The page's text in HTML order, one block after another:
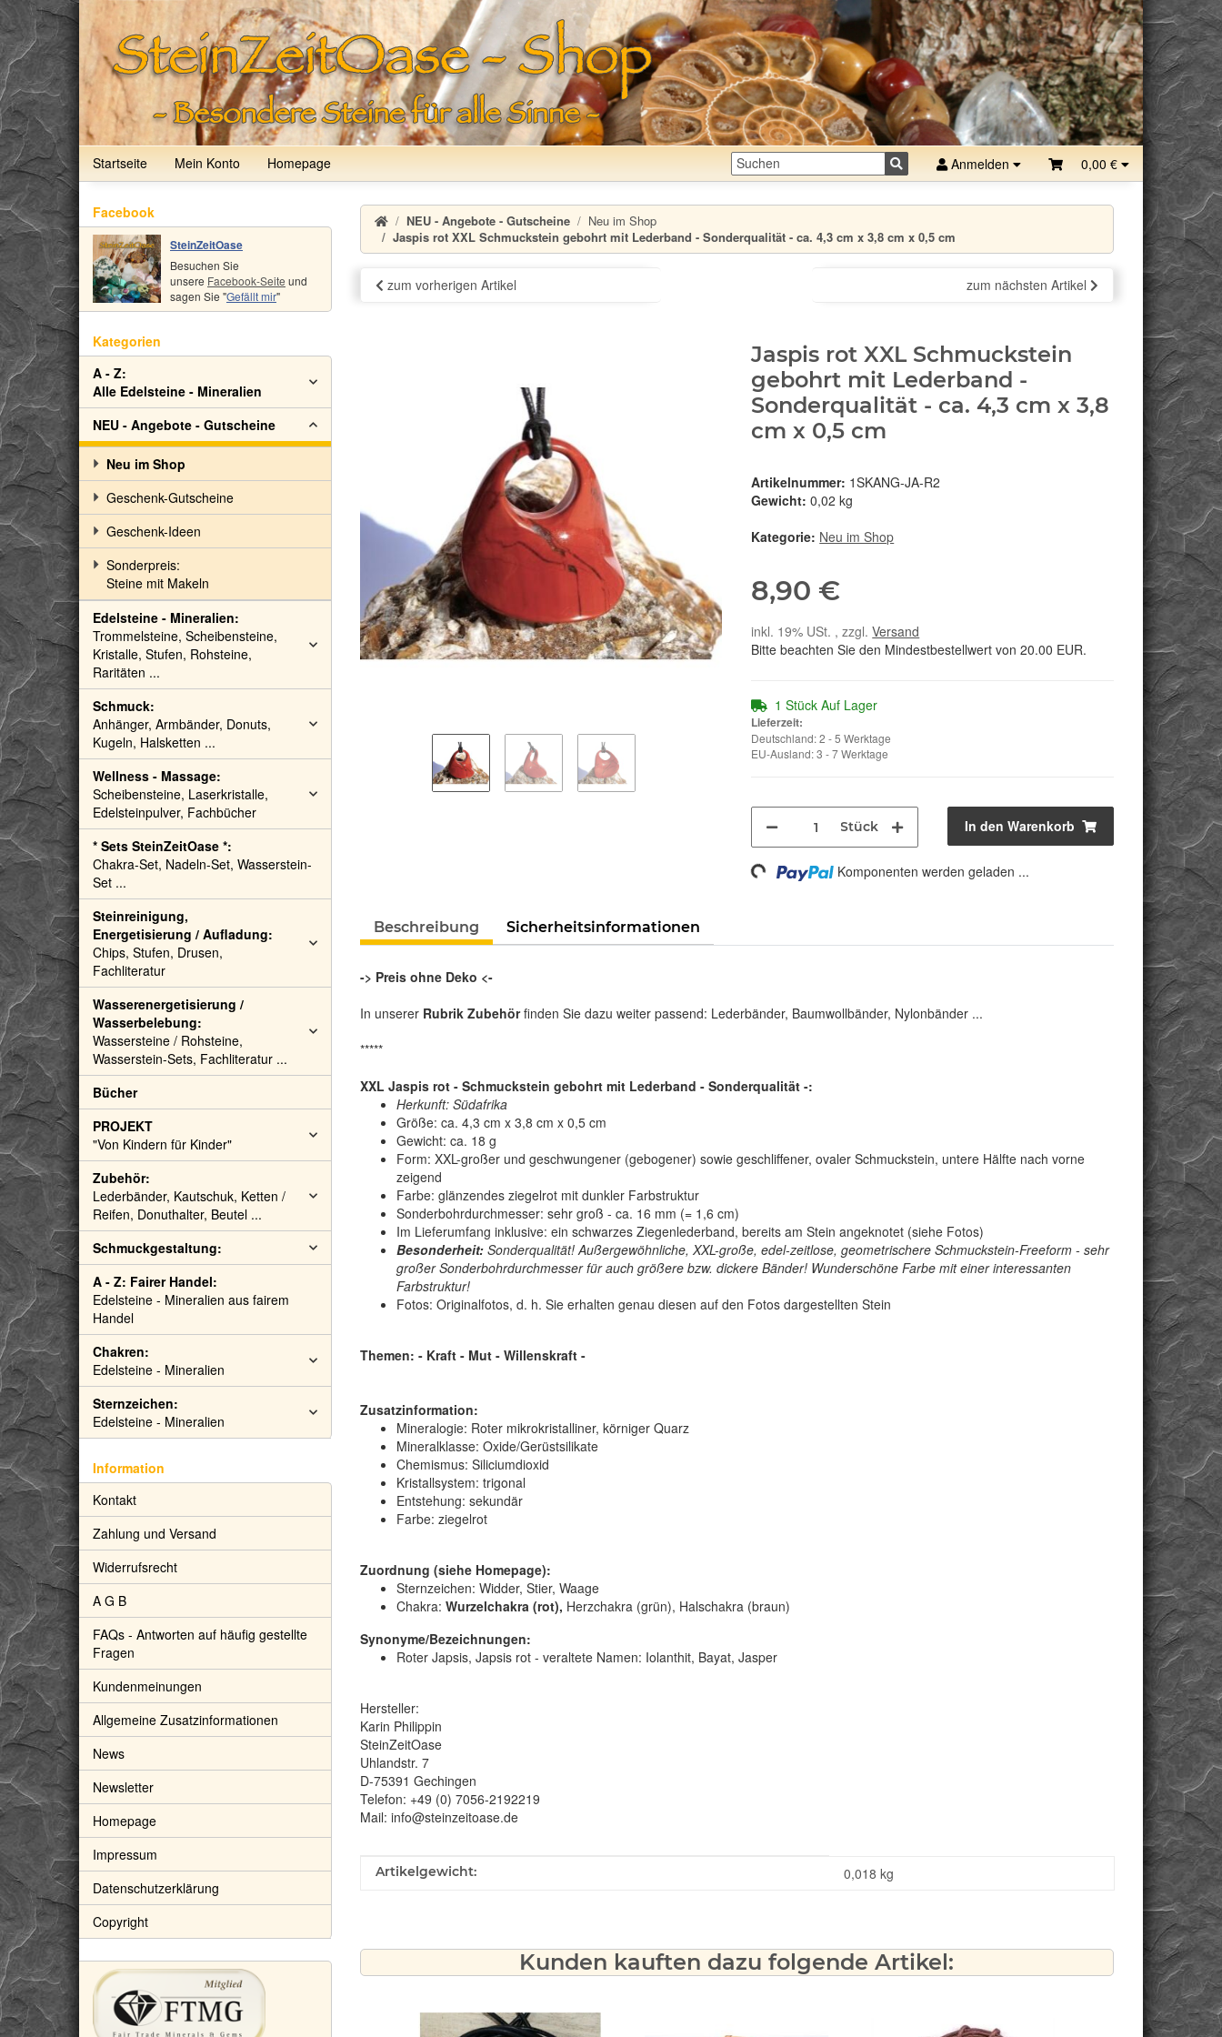
Startseite Mein Konto Homepage Anmelden 0,00 €
NEU - Angebote - Gutscheine
Neu im Shop
Jaspis rot XXL Schmuckstein gebohrt mit Lederband - Sonderqualität - ca. 4,3 cm x 3,8 cm x 0,5 cm
zum vorherigen Artikel zum nächsten Artikel
Jaspis rot XXL Schmuckstein
gebohrt mit Lederband -
Sonderqualität - ca. 4,3 cm x 3,8
cm x 0,5 cm
Artikelnummer: 1SKANG-JA-R2
Gewicht: 0,02 kg
Kategorie: Neu im Shop
8,90 €
inkl. 19% USt. , zzgl.Versand
Bitte beachten Sie den Mindestbestellwert von 20.00 EUR.
1 Stück Auf Lager
Lieferzeit:
Deutschland: 2 - 5 Werktage
EU-Ausland: 3 - 7 Werktage
Stück In den Warenkorb
Loading... Komponenten werden geladen ...
Beschreibung Sicherheitsinformationen
-> Preis ohne Deko <-
In unserer Rubrik Zubehörfinden Sie dazu weiter passend: Lederbänder, Baumwollbänder, Nylonbänder ...
*****
XXL Jaspis rot - Schmuckstein gebohrt mit Lederband - Sonderqualität -:
Herkunft: Südafrika
Größe: ca. 4,3 cm x 3,8 cm x 0,5 cm
Gewicht: ca. 18 g
Form: XXL-großer und geschwungener (gebogener) sowie geschliffener, ovaler Schmuckstein, untere Hälfte nach vorne
zeigend
Farbe: glänzendes ziegelrot mit dunkler Farbstruktur
Sonderbohrdurchmesser: sehr groß - ca. 16 mm (= 1,6 cm)
Im Lieferumfang inklusive: ein schwarzes Ziegenlederband, bereits am Stein angeknotet (siehe Fotos)
Besonderheit:Sonderqualität! Außergewöhnliche, XXL-große, edel-zeitlose, geometrischere Schmuckstein-Freeform - sehr
großer Sonderbohrdurchmesser für auch größere bzw. dickere Bänder! Wunderschöne Farbe mit einer interessanten
Farbstruktur!
Fotos: Originalfotos, d. h. Sie erhalten genau diesen auf den Fotos dargestellten Stein
Themen: - Kraft - Mut - Willenskraft -
Zusatzinformation:
Mineralogie: Roter mikrokristalliner, körniger Quarz
Mineralklasse: Oxide/Gerüstsilikate
Chemismus: Siliciumdioxid
Kristallsystem: trigonal
Entstehung: sekundär
Farbe: ziegelrot
Zuordnung (siehe Homepage):
Sternzeichen: Widder, Stier, Waage
Chakra: Wurzelchakra (rot), Herzchakra (grün), Halschakra (braun)
Synonyme/Bezeichnungen:
Roter Japsis, Japsis rot - veraltete Namen: Iolanthit, Bayat, Jasper
Hersteller:
Karin Philippin
SteinZeitOase
Uhlandstr. 7
D-75391 Gechingen
Telefon: +49 (0) 7056-2192219
Mail: info@steinzeitoase.de
Produkteigenschaft
Wert
Artikelgewicht: 0,018 kg
Kunden kauften dazu folgende Artikel:
Facebook
SteinZeitOase
Besuchen Sie
unsere Facebook-Seite und
sagen Sie "Gefällt mir"
Kategorien
A - Z:
Alle Edelsteine - Mineralien
NEU - Angebote - Gutscheine
Neu im Shop
Geschenk-Gutscheine
Geschenk-Ideen
Sonderpreis:
Steine mit Makeln
Edelsteine - Mineralien:
Trommelsteine, Scheibensteine,
Kristalle, Stufen, Rohsteine,
Raritäten ...
Schmuck:
Anhänger, Armbänder, Donuts,
Kugeln, Halsketten ...
Wellness - Massage:
Scheibensteine, Laserkristalle,
Edelsteinpulver, Fachbücher
* Sets SteinZeitOase *:
Chakra-Set, Nadeln-Set, Wasserstein-
Set ...
Steinreinigung,
Energetisierung / Aufladung:
Chips, Stufen, Drusen,
Fachliteratur
Wasserenergetisierung /
Wasserbelebung:
Wassersteine / Rohsteine,
Wasserstein-Sets, Fachliteratur ...
Bücher
PROJEKT
"Von Kindern für Kinder"
Zubehör:
Lederbänder, Kautschuk, Ketten /
Reifen, Donuthalter, Beutel ...
Schmuckgestaltung:
A - Z: Fairer Handel:
Edelsteine - Mineralien aus fairem
Handel
Chakren:
Edelsteine - Mineralien
Sternzeichen:
Edelsteine - Mineralien
Information
Kontakt
Zahlung und Versand
Widerrufsrecht
A G B
FAQs - Antworten auf häufig gestellte
Fragen
Kundenmeinungen
Allgemeine Zusatzinformationen
News
Newsletter
Homepage
Impressum
Datenschutzerklärung
Copyright